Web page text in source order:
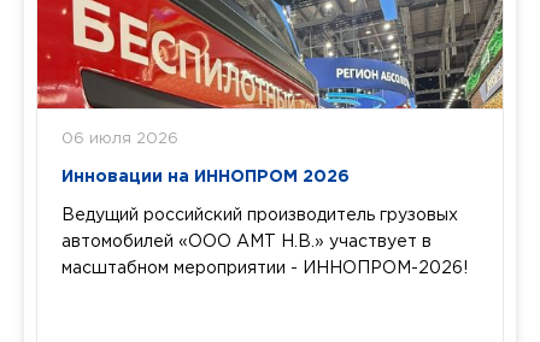
06 июля 2026
Инновации на ИННОПРОМ 2026
Ведущий российский производитель грузовых
автомобилей «ООО АМТ Н.В.» участвует в
масштабном мероприятии - ИННОПРОМ-2026!